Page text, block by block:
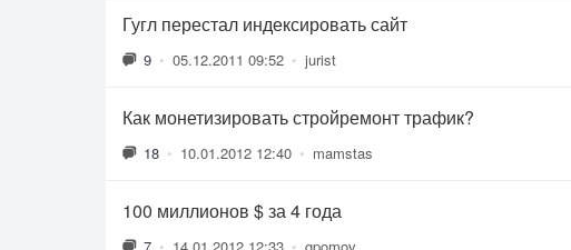
Гугл перестал индексировать сайт
9 • 05.12.2011 09:52 • jurist
Как монетизировать стройремонт трафик?
18 • 10.01.2012 12:40 • mamstas
100 миллионов $ за 4 года